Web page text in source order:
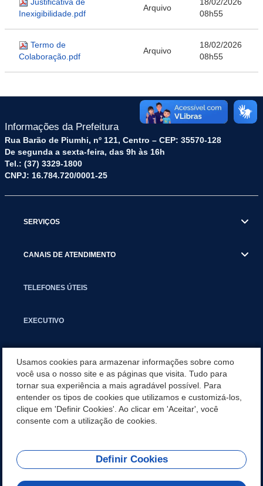
Inexigibilidade.pdf
Arquivo
08h55
Termo de
Colaboração.pdf
Arquivo
18/02/2026
08h55
Informações da Prefeitura
Rua Barão de Piumhi, nº 121, Centro – CEP: 35570-128
De segunda a sexta-feira, das 9h às 16h
Tel.: (37) 3329-1800
CNPJ: 16.784.720/0001-25
SERVIÇOS
CANAIS DE ATENDIMENTO
TELEFONES ÚTEIS
EXECUTIVO
APLICATIVO
PARCERIAS E EMENDAS IMPOSITIVAS MUNICIPAIS
REDES SOCIAIS
Usamos cookies para armazenar informações sobre como
você usa o nosso site e as páginas que visita. Tudo para
tornar sua experiência a mais agradável possível. Para
entender os tipos de cookies que utilizamos e customizá-los,
clique em 'Definir Cookies'. Ao clicar em 'Aceitar', você
consente com a utilização de cookies.
Definir Cookies